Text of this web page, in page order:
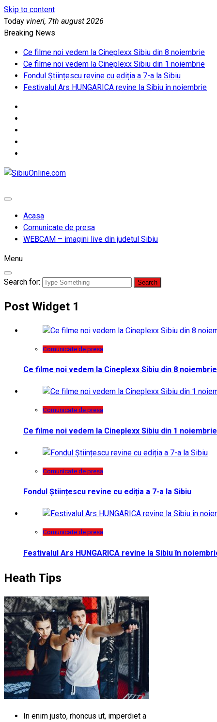
Skip to content
Today vineri, 7th august 2026
Breaking News
Ce filme noi vedem la Cineplexx Sibiu din 8 noiembrie
Ce filme noi vedem la Cineplexx Sibiu din 1 noiembrie
Fondul Științescu revine cu ediția a 7-a la Sibiu
Festivalul Ars HUNGARICA revine la Sibiu în noiembrie
Acasa
Comunicate de presa
WEBCAM – imagini live din judetul Sibiu
Menu
Search for:
Post Widget 1
Comunicate de presa
Ce filme noi vedem la Cineplexx Sibiu din 8 noiembrie
Comunicate de presa
Ce filme noi vedem la Cineplexx Sibiu din 1 noiembrie
Comunicate de presa
Fondul Științescu revine cu ediția a 7-a la Sibiu
Comunicate de presa
Festivalul Ars HUNGARICA revine la Sibiu în
Heath Tips
In enim justo, rhoncus ut, imperdiet a